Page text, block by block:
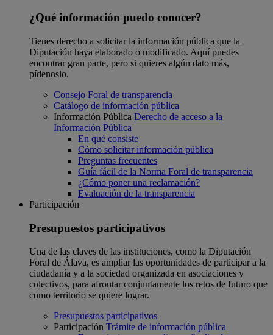
¿Qué información puedo conocer?
Tienes derecho a solicitar la información pública que la
Diputación haya elaborado o modificado. Aquí puedes
encontrar gran parte, pero si quieres algún dato más,
pídenoslo.
Consejo Foral de transparencia
Catálogo de información pública
Información Pública Derecho de acceso a la
Información Pública
En qué consiste
Cómo solicitar información pública
Preguntas frecuentes
Guía fácil de la Norma Foral de transparencia
¿Cómo poner una reclamación?
Evaluación de la transparencia
Participación
Presupuestos participativos
Una de las claves de las instituciones, como la Diputación
Foral de Álava, es ampliar las oportunidades de participar a la
ciudadanía y a la sociedad organizada en asociaciones y
colectivos, para afrontar conjuntamente los retos de futuro que
como territorio se quiere lograr.
Presupuestos participativos
Participación Trámite de información pública